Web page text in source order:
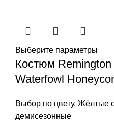
Выберите параметры
Костюм
Waterfowl
Выбор по цвету, Жёлтые
демисезонные